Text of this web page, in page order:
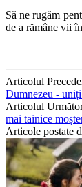
Să ne rugăm
de a rămâne vii
Articolul
Dumnezeu -
Articolul
mai tainice
Articole postate